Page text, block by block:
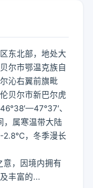
东北部，地处大
尔市鄂温克族自
沁右翼前旗毗
贝尔市新巴尔虎
、
，属寒温带大陆
-2.8℃，冬季漫长
意，因境内拥有
丰富的...